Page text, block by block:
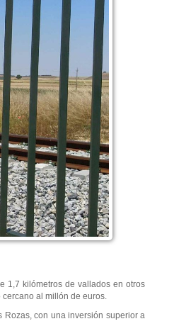
1,7 kilómetros de vallados en otros
al millón de euros.
Rozas, con una inversión superior a